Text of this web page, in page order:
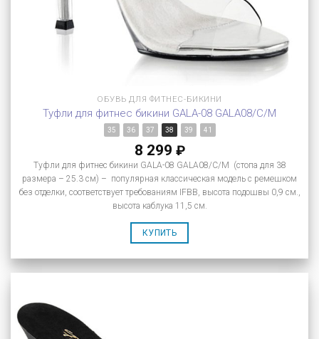
ОБУВЬ ДЛЯ ФИТНЕС-БИКИНИ
Туфли для фитнес бикини GALA-08 GALA08/C/M
35 36 37 38 39 41
8 299 ₽
Туфли для фитнес бикини GALA-08 GALA08/C/M (стопа для 38
размера – 25.3 см) – популярная классическая модель с ремешком
без отделки, соответствует требованиям IFBB, высота подошвы 0,9 см.,
высота каблука 11,5 см.
КУПИТЬ